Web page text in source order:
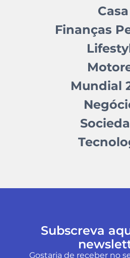
Casa
Finanças
Mundial
Subscreva
Gostaria de receber no